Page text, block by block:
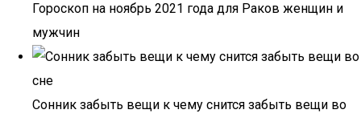
Гороскоп на ноябрь 2021 года для Раков женщин и
мужчин
Сонник забыть вещи к чему снится забыть вещи во